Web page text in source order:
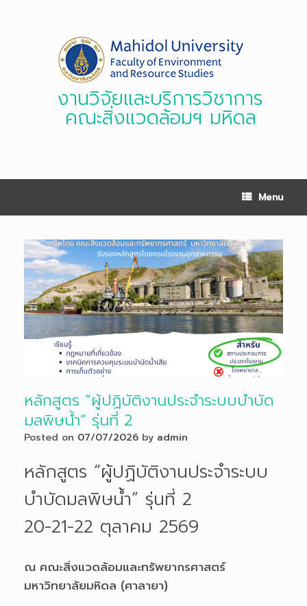
งานวิจัยและบริการวิชาการ
คณะสิ่งแวดล้อมฯ มหิดล
Menu
หลักสูตร “ผู้ปฏิบัติงานประจำระบบบำบัด
มลพิษน้ำ” รุ่นที่ 2
Posted on 07/07/2026 by admin
หลักสูตร “ผู้ปฏิบัติงานประจำระบบ
บำบัดมลพิษน้ำ” รุ่นที่ 2
20-21-22 ตุลาคม 2569
ณ คณะสิ่งแวดล้อมและทรัพยากรศาสตร์
มหาวิทยาลัยมหิดล (ศาลายา)